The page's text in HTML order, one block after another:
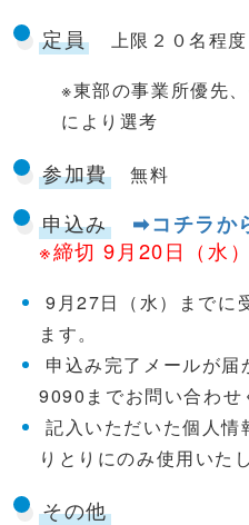
定員
上限２０名程
※東部の事業所優先
により選考
参加費無料
申込み ➡コチラか
※締切 9月20日（水）
9月27日（水）までに
ます。
申込み完了メールが
9090までお問い合わせ
記入いただいた個人
りとりにのみ使用いた
その他